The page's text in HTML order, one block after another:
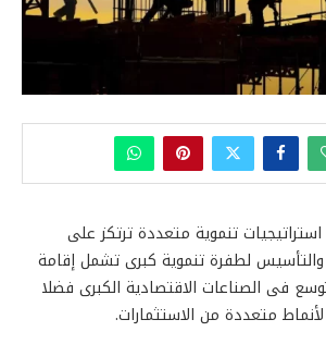
استراتيجيات تنموية متعددة ترتكز على
والتأسيس لطفرة تنموية كبرى تشمل إقامة
فى الصناعات الاقتصادية الكبرى فضلا
متعددة من الاستثمارات.